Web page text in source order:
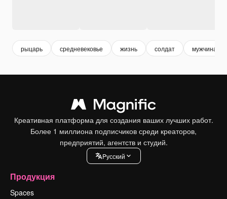
рыцарь средневековье жизнь солдат мужчина
Креативная платформа для создания ваших лучших работ.
Более 1 миллиона подписчиков среди креаторов,
предприятий, агентств и студий.
Pусский
Продукция
Spaces